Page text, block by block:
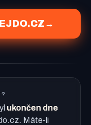
→
ukončen dne
Máte-li